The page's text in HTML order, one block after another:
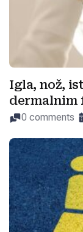
Igla, nož,
dermalnim
0 comments